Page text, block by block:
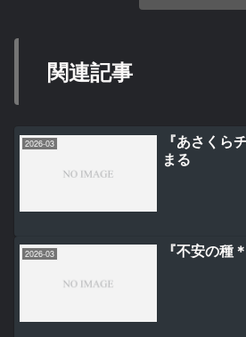
関連記事
2026-03
『あさく
まる
2026-03 『不安の